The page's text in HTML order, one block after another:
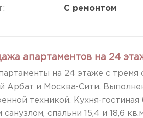
С ремонтом
апартаментов на 24
на 24 этаже с
Арбат и Москва-Сити.
техникой. Кухня-
санузлом, спальни 15,4 и 18,6